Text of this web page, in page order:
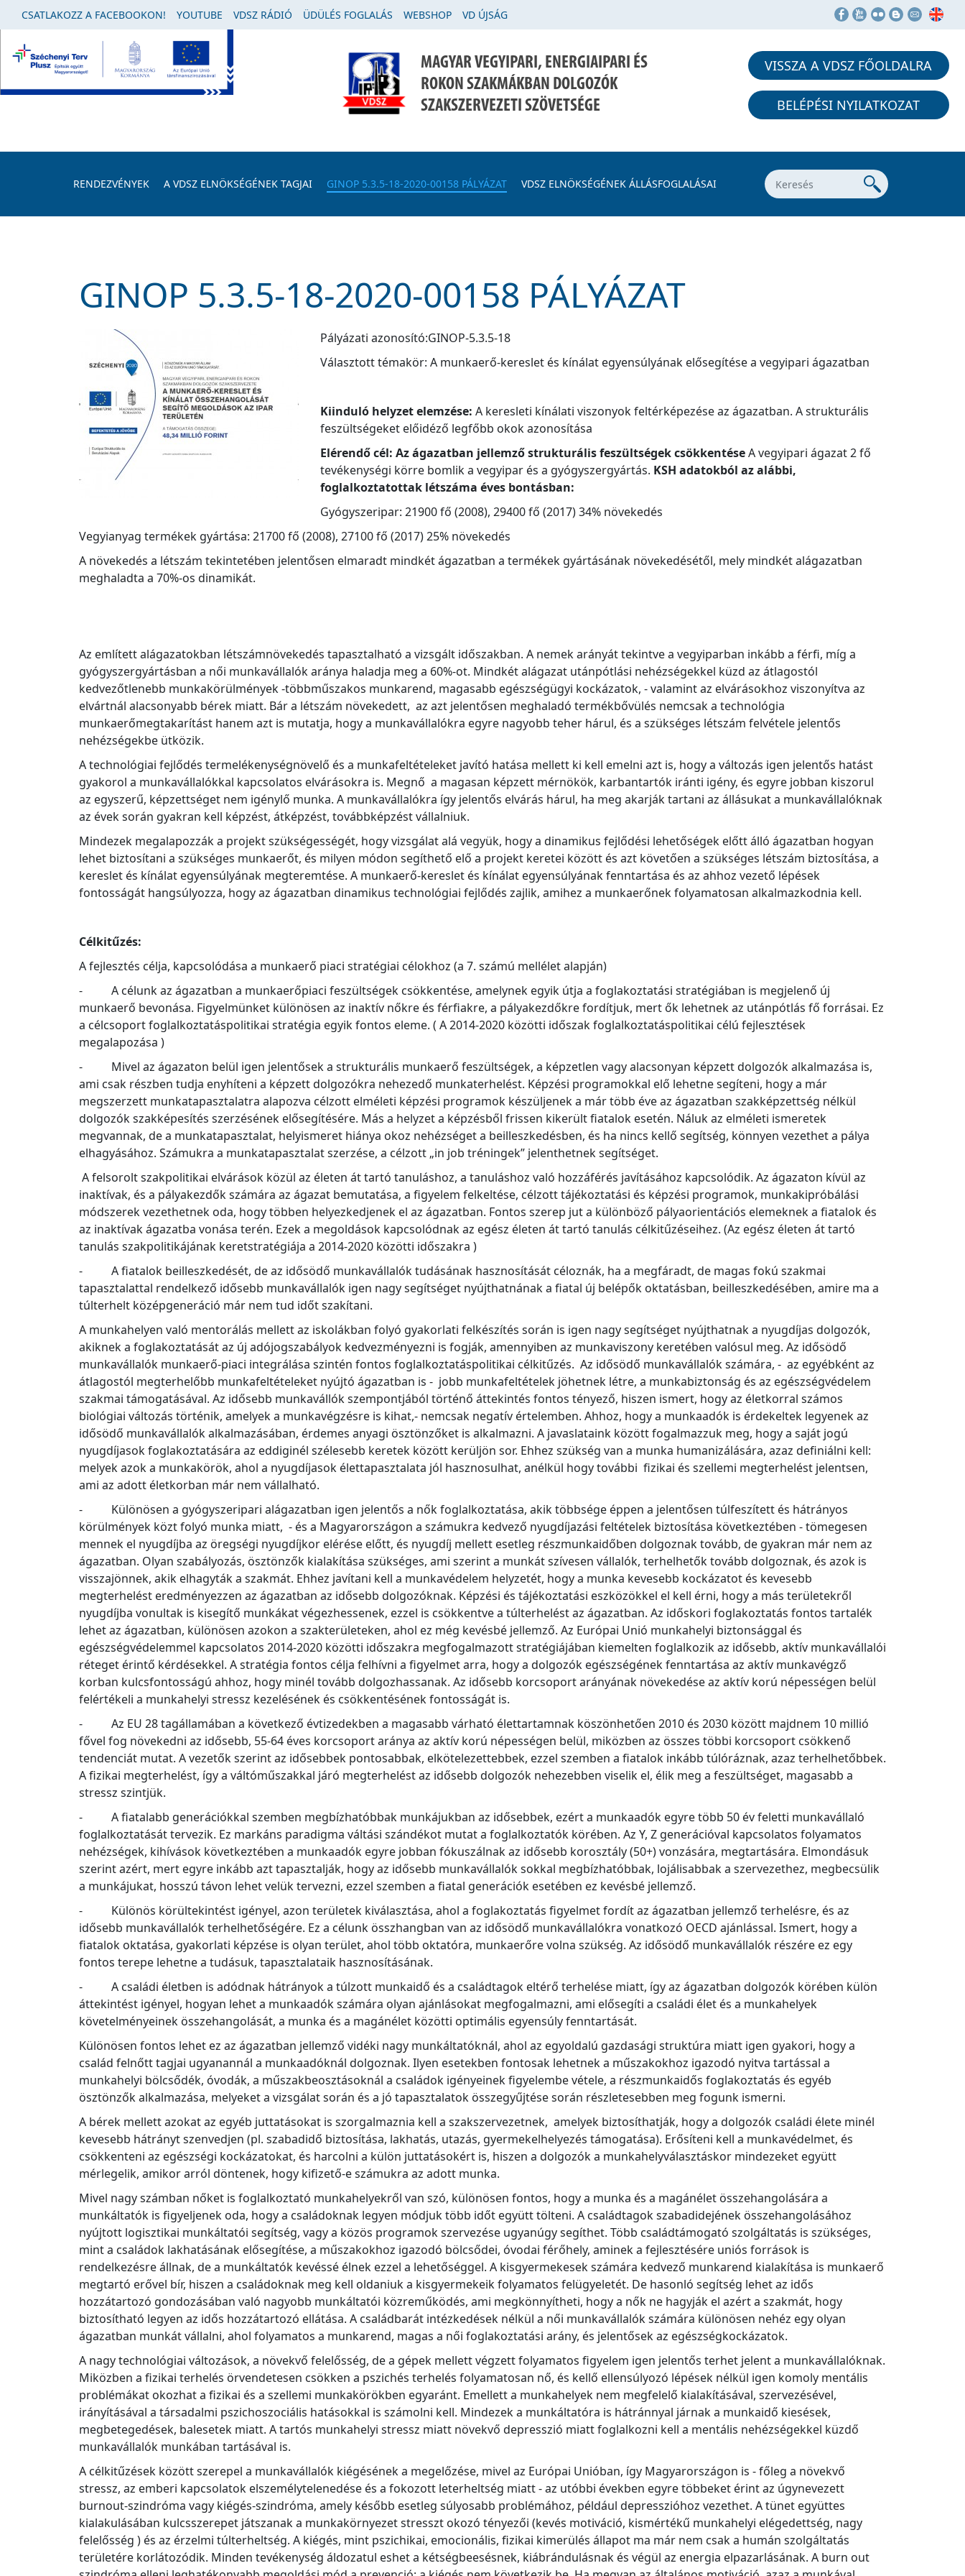
CSATLAKOZZ A FACEBOOKON! YOUTUBE VDSZ RÁDIÓ ÜDÜLÉS FOGLALÁS WEBSHOP VD ÚJSÁG
MAGYAR VEGYIPARI, ENERGIAIPARI ÉS
ROKON SZAKMÁKBAN DOLGOZÓK
SZAKSZERVEZETI SZÖVETSÉGE
VISSZA A VDSZ FŐOLDALRA
BELÉPÉSI NYILATKOZAT
RENDEZVÉNYEK A VDSZ ELNÖKSÉGÉNEK TAGJAI GINOP 5.3.5-18-2020-00158 PÁLYÁZAT VDSZ ELNÖKSÉGÉNEK ÁLLÁSFOGLALÁSAI
GINOP 5.3.5-18-2020-00158 PÁLYÁZAT
Pályázati azonosító:GINOP-5.3.5-18
Választott témakör: A munkaerő-kereslet és kínálat egyensúlyának elősegítése a vegyipari ágazatban
Kiinduló helyzet elemzése: A keresleti kínálati viszonyok feltérképezése az ágazatban. A strukturális
feszültségeket előidéző legfőbb okok azonosítása
Elérendő cél: Az ágazatban jellemző strukturális feszültségek csökkentéseA vegyipari ágazat 2 fő
tevékenységi körre bomlik a vegyipar és a gyógyszergyártás. KSH adatokból az alábbi,
foglalkoztatottak létszáma éves bontásban:
Gyógyszeripar: 21900 fő (2008), 29400 fő (2017) 34% növekedés
Vegyianyag termékek gyártása: 21700 fő (2008), 27100 fő (2017) 25% növekedés
A növekedés a létszám tekintetében jelentősen elmaradt mindkét ágazatban a termékek gyártásának növekedésétől, mely mindkét alágazatban
meghaladta a 70%-os dinamikát.
Az említett alágazatokban létszámnövekedés tapasztalható a vizsgált időszakban. A nemek arányát tekintve a vegyiparban inkább a férfi, míg a
gyógyszergyártásban a női munkavállalók aránya haladja meg a 60%-ot. Mindkét alágazat utánpótlási nehézségekkel küzd az átlagostól
kedvezőtlenebb munkakörülmények -többműszakos munkarend, magasabb egészségügyi kockázatok, - valamint az elvárásokhoz viszonyítva az
elvártnál alacsonyabb bérek miatt. Bár a létszám növekedett, az azt jelentősen meghaladó termékbővülés nemcsak a technológia
munkaerőmegtakarítást hanem azt is mutatja, hogy a munkavállalókra egyre nagyobb teher hárul, és a szükséges létszám felvétele jelentős
nehézségekbe ütközik.
A technológiai fejlődés termelékenységnövelő és a munkafeltételeket javító hatása mellett ki kell emelni azt is, hogy a változás igen jelentős hatást
gyakorol a munkavállalókkal kapcsolatos elvárásokra is. Megnő a magasan képzett mérnökök, karbantartók iránti igény, és egyre jobban kiszorul
az egyszerű, képzettséget nem igénylő munka. A munkavállalókra így jelentős elvárás hárul, ha meg akarják tartani az állásukat a munkavállalóknak
az évek során gyakran kell képzést, átképzést, továbbképzést vállalniuk.
Mindezek megalapozzák a projekt szükségességét, hogy vizsgálat alá vegyük, hogy a dinamikus fejlődési lehetőségek előtt álló ágazatban hogyan
lehet biztosítani a szükséges munkaerőt, és milyen módon segíthető elő a projekt keretei között és azt követően a szükséges létszám biztosítása, a
kereslet és kínálat egyensúlyának megteremtése. A munkaerő-kereslet és kínálat egyensúlyának fenntartása és az ahhoz vezető lépések
fontosságát hangsúlyozza, hogy az ágazatban dinamikus technológiai fejlődés zajlik, amihez a munkaerőnek folyamatosan alkalmazkodnia kell.
Célkitűzés:
A fejlesztés célja, kapcsolódása a munkaerő piaci stratégiai célokhoz (a 7. számú mellélet alapján)
- A célunk az ágazatban a munkaerőpiaci feszültségek csökkentése, amelynek egyik útja a foglakoztatási stratégiában is megjelenő új
munkaerő bevonása. Figyelmünket különösen az inaktív nőkre és férfiakre, a pályakezdőkre fordítjuk, mert ők lehetnek az utánpótlás fő forrásai. Ez
a célcsoport foglalkoztatáspolitikai stratégia egyik fontos eleme. ( A 2014-2020 közötti időszak foglalkoztatáspolitikai célú fejlesztések
megalapozása )
- Mivel az ágazaton belül igen jelentősek a strukturális munkaerő feszültségek, a képzetlen vagy alacsonyan képzett dolgozók alkalmazása is,
ami csak részben tudja enyhíteni a képzett dolgozókra nehezedő munkaterhelést. Képzési programokkal elő lehetne segíteni, hogy a már
megszerzett munkatapasztalatra alapozva célzott elméleti képzési programok készüljenek a már több éve az ágazatban szakképzettség nélkül
dolgozók szakképesítés szerzésének elősegítésére. Más a helyzet a képzésből frissen kikerült fiatalok esetén. Náluk az elméleti ismeretek
megvannak, de a munkatapasztalat, helyismeret hiánya okoz nehézséget a beilleszkedésben, és ha nincs kellő segítség, könnyen vezethet a pálya
elhagyásához. Számukra a munkatapasztalat szerzése, a célzott „in job tréningek” jelenthetnek segítséget.
A felsorolt szakpolitikai elvárások közül az életen át tartó tanuláshoz, a tanuláshoz való hozzáférés javításához kapcsolódik. Az ágazaton kívül az
inaktívak, és a pályakezdők számára az ágazat bemutatása, a figyelem felkeltése, célzott tájékoztatási és képzési programok, munkakipróbálási
módszerek vezethetnek oda, hogy többen helyezkedjenek el az ágazatban. Fontos szerep jut a különböző pályaorientációs elemeknek a fiatalok és
az inaktívak ágazatba vonása terén. Ezek a megoldások kapcsolódnak az egész életen át tartó tanulás célkitűzéseihez. (Az egész életen át tartó
tanulás szakpolitikájának keretstratégiája a 2014-2020 közötti időszakra )
- A fiatalok beilleszkedését, de az idősödő munkavállalók tudásának hasznosítását céloznák, ha a megfáradt, de magas fokú szakmai
tapasztalattal rendelkező idősebb munkavállalók igen nagy segítséget nyújthatnának a fiatal új belépők oktatásban, beilleszkedésében, amire ma a
túlterhelt középgeneráció már nem tud időt szakítani.
A munkahelyen való mentorálás mellett az iskolákban folyó gyakorlati felkészítés során is igen nagy segítséget nyújthatnak a nyugdíjas dolgozók,
akiknek a foglakoztatását az új adójogszabályok kedvezményezni is fogják, amennyiben az munkaviszony keretében valósul meg. Az idősödő
munkavállalók munkaerő-piaci integrálása szintén fontos foglalkoztatáspolitikai célkitűzés. Az idősödő munkavállalók számára, - az egyébként az
átlagostól megterhelőbb munkafeltételeket nyújtó ágazatban is - jobb munkafeltételek jöhetnek létre, a munkabiztonság és az egészségvédelem
szakmai támogatásával. Az idősebb munkavállók szempontjából történő áttekintés fontos tényező, hiszen ismert, hogy az életkorral számos
biológiai változás történik, amelyek a munkavégzésre is kihat,- nemcsak negatív értelemben. Ahhoz, hogy a munkaadók is érdekeltek legyenek az
idősödő munkavállalók alkalmazásában, érdemes anyagi ösztönzőket is alkalmazni. A javaslataink között fogalmazzuk meg, hogy a saját jogú
nyugdíjasok foglakoztatására az eddiginél szélesebb keretek között kerüljön sor. Ehhez szükség van a munka humanizálására, azaz definiálni kell:
melyek azok a munkakörök, ahol a nyugdíjasok élettapasztalata jól hasznosulhat, anélkül hogy további fizikai és szellemi megterhelést jelentsen,
ami az adott életkorban már nem vállalható.
- Különösen a gyógyszeripari alágazatban igen jelentős a nők foglalkoztatása, akik többsége éppen a jelentősen túlfeszített és hátrányos
körülmények közt folyó munka miatt, - és a Magyarországon a számukra kedvező nyugdíjazási feltételek biztosítása következtében - tömegesen
mennek el nyugdíjba az öregségi nyugdíjkor elérése előtt, és nyugdíj mellett esetleg részmunkaidőben dolgoznak tovább, de gyakran már nem az
ágazatban. Olyan szabályozás, ösztönzők kialakítása szükséges, ami szerint a munkát szívesen vállalók, terhelhetők tovább dolgoznak, és azok is
visszajönnek, akik elhagyták a szakmát. Ehhez javítani kell a munkavédelem helyzetét, hogy a munka kevesebb kockázatot és kevesebb
megterhelést eredményezzen az ágazatban az idősebb dolgozóknak. Képzési és tájékoztatási eszközökkel el kell érni, hogy a más területekről
nyugdíjba vonultak is kisegítő munkákat végezhessenek, ezzel is csökkentve a túlterhelést az ágazatban. Az időskori foglakoztatás fontos tartalék
lehet az ágazatban, különösen azokon a szakterületeken, ahol ez még kevésbé jellemző. Az Európai Unió munkahelyi biztonsággal és
egészségvédelemmel kapcsolatos 2014-2020 közötti időszakra megfogalmazott stratégiájában kiemelten foglalkozik az idősebb, aktív munkavállalói
réteget érintő kérdésekkel. A stratégia fontos célja felhívni a figyelmet arra, hogy a dolgozók egészségének fenntartása az aktív munkavégző
korban kulcsfontosságú ahhoz, hogy minél tovább dolgozhassanak. Az idősebb korcsoport arányának növekedése az aktív korú népességen belül
felértékeli a munkahelyi stressz kezelésének és csökkentésének fontosságát is.
- Az EU 28 tagállamában a következő évtizedekben a magasabb várható élettartamnak köszönhetően 2010 és 2030 között majdnem 10 millió
fővel fog növekedni az idősebb, 55-64 éves korcsoport aránya az aktív korú népességen belül, miközben az összes többi korcsoport csökkenő
tendenciát mutat. A vezetők szerint az idősebbek pontosabbak, elkötelezettebbek, ezzel szemben a fiatalok inkább túlóráznak, azaz terhelhetőbbek.
A fizikai megterhelést, így a váltóműszakkal járó megterhelést az idősebb dolgozók nehezebben viselik el, élik meg a feszültséget, magasabb a
stressz szintjük.
- A fiatalabb generációkkal szemben megbízhatóbbak munkájukban az idősebbek, ezért a munkaadók egyre több 50 év feletti munkavállaló
foglalkoztatását tervezik. Ez markáns paradigma váltási szándékot mutat a foglalkoztatók körében. Az Y, Z generációval kapcsolatos folyamatos
nehézségek, kihívások következtében a munkaadók egyre jobban fókuszálnak az idősebb korosztály (50+) vonzására, megtartására. Elmondásuk
szerint azért, mert egyre inkább azt tapasztalják, hogy az idősebb munkavállalók sokkal megbízhatóbbak, lojálisabbak a szervezethez, megbecsülik
a munkájukat, hosszú távon lehet velük tervezni, ezzel szemben a fiatal generációk esetében ez kevésbé jellemző.
- Különös körültekintést igényel, azon területek kiválasztása, ahol a foglakoztatás figyelmet fordít az ágazatban jellemző terhelésre, és az
idősebb munkavállalók terhelhetőségére. Ez a célunk összhangban van az idősödő munkavállalókra vonatkozó OECD ajánlással. Ismert, hogy a
fiatalok oktatása, gyakorlati képzése is olyan terület, ahol több oktatóra, munkaerőre volna szükség. Az idősödő munkavállalók részére ez egy
fontos terepe lehetne a tudásuk, tapasztalataik hasznosításának.
- A családi életben is adódnak hátrányok a túlzott munkaidő és a családtagok eltérő terhelése miatt, így az ágazatban dolgozók körében külön
áttekintést igényel, hogyan lehet a munkaadók számára olyan ajánlásokat megfogalmazni, ami elősegíti a családi élet és a munkahelyek
követelményeinek összehangolását, a munka és a magánélet közötti optimális egyensúly fenntartását.
Különösen fontos lehet ez az ágazatban jellemző vidéki nagy munkáltatóknál, ahol az egyoldalú gazdasági struktúra miatt igen gyakori, hogy a
család felnőtt tagjai ugyanannál a munkaadóknál dolgoznak. Ilyen esetekben fontosak lehetnek a műszakokhoz igazodó nyitva tartással a
munkahelyi bölcsődék, óvodák, a műszakbeosztásoknál a családok igényeinek figyelembe vétele, a részmunkaidős foglakoztatás és egyéb
ösztönzők alkalmazása, melyeket a vizsgálat során és a jó tapasztalatok összegyűjtése során részletesebben meg fogunk ismerni.
A bérek mellett azokat az egyéb juttatásokat is szorgalmaznia kell a szakszervezetnek, amelyek biztosíthatják, hogy a dolgozók családi élete minél
kevesebb hátrányt szenvedjen (pl. szabadidő biztosítása, lakhatás, utazás, gyermekelhelyezés támogatása). Erősíteni kell a munkavédelmet, és
csökkenteni az egészségi kockázatokat, és harcolni a külön juttatásokért is, hiszen a dolgozók a munkahelyválasztáskor mindezeket együtt
mérlegelik, amikor arról döntenek, hogy kifizető-e számukra az adott munka.
Mivel nagy számban nőket is foglalkoztató munkahelyekről van szó, különösen fontos, hogy a munka és a magánélet összehangolására a
munkáltatók is figyeljenek oda, hogy a családoknak legyen módjuk több időt együtt tölteni. A családtagok szabadidejének összehangolásához
nyújtott logisztikai munkáltatói segítség, vagy a közös programok szervezése ugyanúgy segíthet. Több családtámogató szolgáltatás is szükséges,
mint a családok lakhatásának elősegítése, a műszakokhoz igazodó bölcsődei, óvodai férőhely, aminek a fejlesztésére uniós források is
rendelkezésre állnak, de a munkáltatók kevéssé élnek ezzel a lehetőséggel. A kisgyermekesek számára kedvező munkarend kialakítása is munkaerő
megtartó erővel bír, hiszen a családoknak meg kell oldaniuk a kisgyermekeik folyamatos felügyeletét. De hasonló segítség lehet az idős
hozzátartozó gondozásában való nagyobb munkáltatói közreműködés, ami megkönnyítheti, hogy a nők ne hagyják el azért a szakmát, hogy
biztosítható legyen az idős hozzátartozó ellátása. A családbarát intézkedések nélkül a női munkavállalók számára különösen nehéz egy olyan
ágazatban munkát vállalni, ahol folyamatos a munkarend, magas a női foglakoztatási arány, és jelentősek az egészségkockázatok.
A nagy technológiai változások, a növekvő felelősség, de a gépek mellett végzett folyamatos figyelem igen jelentős terhet jelent a munkavállalóknak.
Miközben a fizikai terhelés örvendetesen csökken a pszichés terhelés folyamatosan nő, és kellő ellensúlyozó lépések nélkül igen komoly mentális
problémákat okozhat a fizikai és a szellemi munkakörökben egyaránt. Emellett a munkahelyek nem megfelelő kialakításával, szervezésével,
irányításával a társadalmi pszichoszociális hatásokkal is számolni kell. Mindezek a munkáltatóra is hátránnyal járnak a munkaidő kiesések,
megbetegedések, balesetek miatt. A tartós munkahelyi stressz miatt növekvő depresszió miatt foglalkozni kell a mentális nehézségekkel küzdő
munkavállalók munkában tartásával is.
A célkitűzések között szerepel a munkavállalók kiégésének a megelőzése, mivel az Európai Unióban, így Magyarországon is - főleg a növekvő
stressz, az emberi kapcsolatok elszemélytelenedése és a fokozott leterheltség miatt - az utóbbi években egyre többeket érint az úgynevezett
burnout-szindróma vagy kiégés-szindróma, amely később esetleg súlyosabb problémához, például depresszióhoz vezethet. A tünet együttes
kialakulásában kulcsszerepet játszanak a munkakörnyezet stresszt okozó tényezői (kevés motiváció, kismértékű munkahelyi elégedettség, nagy
felelősség ) és az érzelmi túlterheltség. A kiégés, mint pszichikai, emocionális, fizikai kimerülés állapot ma már nem csak a humán szolgáltatás
területére korlátozódik. Minden tevékenység áldozatul eshet a kétségbeesésnek, kiábrándulásnak és végül az energia elpazarlásának. A burn out